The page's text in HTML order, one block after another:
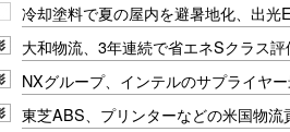
冷却塗料で夏の屋内を避暑地化、出光
大和物流、3年連続で省エネSクラス評
NXグループ、インテルのサプライヤ
東芝ABS、プリンターなどの米国物流